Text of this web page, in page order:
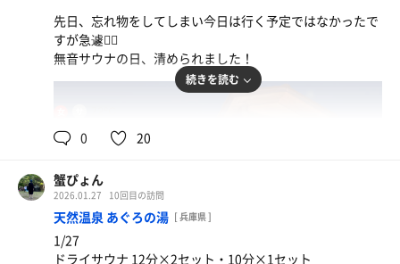
ボロネーゼ麻婆豆腐+チャーハン
うどんだしでサウナで出た水分チャージ お手頃価格で
ありがたい
先日、忘れ物をしてしまい今日は行く予定ではなかったで
すが急遽🏃‍♂️
無音サウナの日、清められました！
続きを読む
0 20
蟹ぴょん
2026.01.27 10回目の訪問
天然温泉 あぐろの湯 [ 兵庫県 ]
1/27
ドライサウナ 12分×2セット・10分×1セット